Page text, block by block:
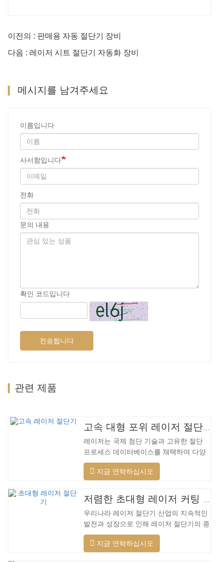
이전의 : 판매용 자동 절단기 장비
다음 : 레이저 시트 절단기 자동화 장비
메시지를 남겨주세요
이름입니다
사서함입니다
전화
문의 내용
확인 코드입니다
전송됩니다
관련 제품
레이저는 국제 첨단 기술과 고유한 절단
프로세스 데이터베이스를 채택하여 다양
한 재료에 대해 다양한 지능형 절단을 수
행하고, 절단 표면을 최적화하고, 더 넓은
나은 품질 및 더 낮은 비용을 적용할 수 있
습니다. 저전력에서 고출력 레이저 범위까
지. 레이저 헤드는 자동으로 장애물을 피
할 수 있습니다. 레이저 헤드는 높은 동적
반응을 수행하고 장애물을 사전에 예측하
며 레이저 헤드를 최대한 보호할 수 있습
지금 연락하십시오
우리나라 레이저 절단기 산업의 지속적인
발전과 성장으로 인해 레이저 절단기의 종
류가 점점 더 많아지고 있으며 레이저 절
단기의 모델이 지속적으로 풍부해지고 있
지금 연락하십시오